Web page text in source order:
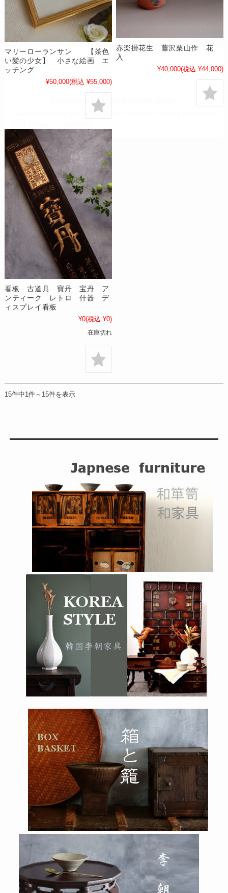
マリーローランサン 【茶色
い髪の少女】 小さな絵画 エ
ッチング
¥50,000(税込 ¥55,000)
赤楽掛花生 藤沢栗山作 花
入
¥40,000(税込 ¥44,000)
看板 古道具 寶丹 宝丹 ア
ンティーク レトロ 什器 デ
ィスプレイ看板
¥0(税込 ¥0)
在庫切れ
15件中1件～15件を表示